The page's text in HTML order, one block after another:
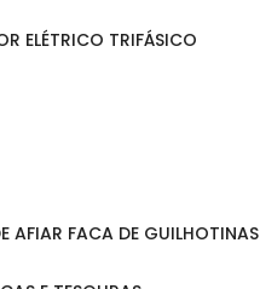
ELÉTRICO TRIFÁSICO
AFIAR FACA DE GUILHOTINAS